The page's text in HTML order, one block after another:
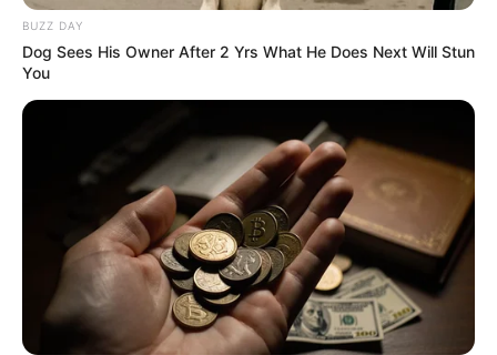
10:35 / 27 Aprel 2026 ŞİKAYƏTLƏR
göndərildi -
Rəsmi açıqlama
0
BUZZ DAY
Dog Sees His Owner After 2 Yrs What He Does Next Will Stun
You